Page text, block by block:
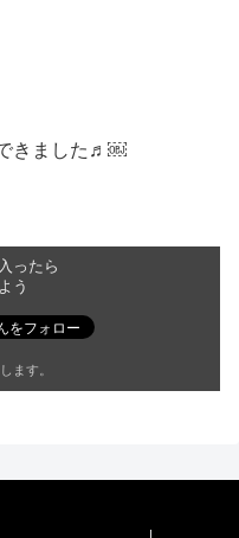
きました♬￼
ったら
う
ます。